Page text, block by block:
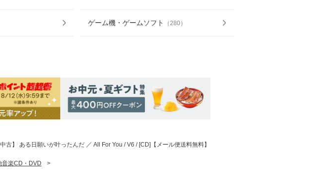
ゲーム機・ゲームソフト （ 280）
中古】 ある日願いが叶ったんだ ／ All For You / V6 / [CD]【メール便送料無料】
音楽CD・DVD
>